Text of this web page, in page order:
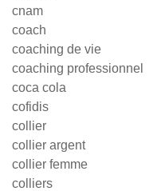
cnam
coach
coaching de vie
coaching professionnel
coca cola
cofidis
collier
collier argent
collier femme
colliers